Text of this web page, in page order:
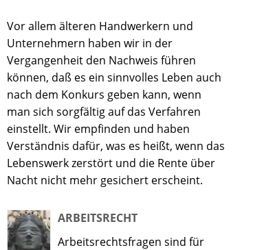
Vor allem älteren Handwerkern und
Unternehmern haben wir in der
Vergangenheit den Nachweis führen
können, daß es ein sinnvolles Leben auch
nach dem Konkurs geben kann, wenn
man sich sorgfältig auf das Verfahren
einstellt. Wir empfinden und haben
Verständnis dafür, was es heißt, wenn das
Lebenswerk zerstört und die Rente über
Nacht nicht mehr gesichert erscheint.
ARBEITSRECHT
Arbeitsrechtsfragen sind für